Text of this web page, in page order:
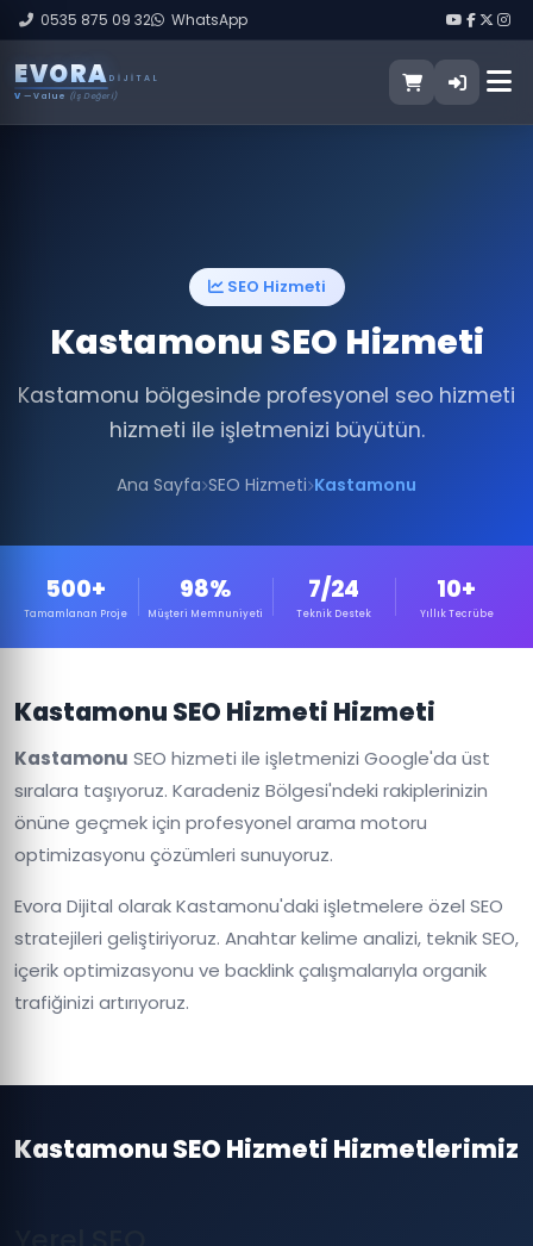
0535 875 09 32 WhatsApp
EVORA DIJITAL
V — Value (İş Değeri)
SEO Hizmeti
Kastamonu SEO Hizmeti
Kastamonu bölgesinde profesyonel seo hizmeti
hizmeti ile işletmenizi büyütün.
Ana Sayfa SEO Hizmeti Kastamonu
500+
Tamamlanan Proje
98%
Müşteri Memnuniyeti
7/24
Teknik Destek
10+
Yıllık Tecrübe
Kastamonu SEO Hizmeti Hizmeti
Kastamonu SEO hizmeti ile işletmenizi Google'da üst
sıralara taşıyoruz. Karadeniz Bölgesi'ndeki rakiplerinizin
önüne geçmek için profesyonel arama motoru
optimizasyonu çözümleri sunuyoruz.
Evora Dijital olarak Kastamonu'daki işletmelere özel SEO
stratejileri geliştiriyoruz. Anahtar kelime analizi, teknik SEO,
içerik optimizasyonu ve backlink çalışmalarıyla organik
trafiğinizi artırıyoruz.
Kastamonu SEO Hizmeti Hizmetlerimiz